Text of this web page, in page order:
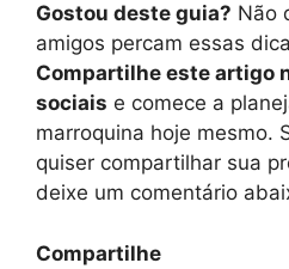
Gostou deste guia? Não
amigos percam essas
Compartilhe este artigo
sociais e comece a
marroquina hoje mesmo.
quiser compartilhar sua
deixe um comentário
Compartilhe